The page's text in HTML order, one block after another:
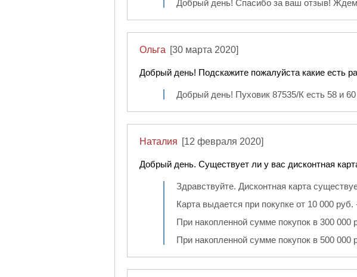
Добрый день! Спасибо за ваш отзыв! Ждем
Ольга [30 марта 2020]
Добрый день! Подскажите пожалуйста какие есть
Добрый день! Пуховик 87535/К есть 58 и
Наталия [12 февраля 2020]
Добрый день. Существует ли у вас дисконтная
Здравствуйте. Дисконтная карта
Карта выдается при покупке от 10 000 руб.
При накопленной сумме покупок в 300 000
При накопленной сумме покупок в 500 000